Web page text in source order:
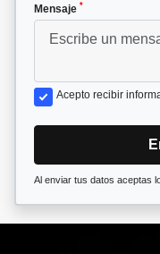
Mensaje *
Acepto recibir
Al enviar tus datos aceptas